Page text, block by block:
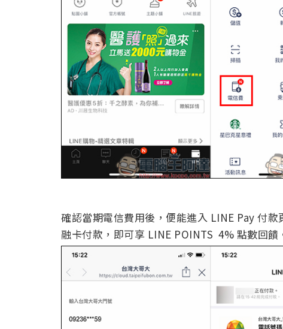
確認當期電信費用後，便能進入 LINE Pay 付
融卡付款，即可享 LINE POINTS 4% 點數回饋